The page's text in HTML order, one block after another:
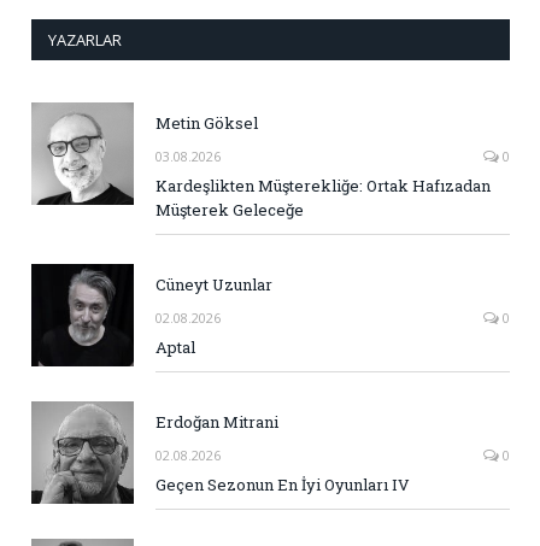
YAZARLAR
Metin Göksel
03.08.2026 0
Kardeşlikten Müşterekliğe: Ortak Hafızadan
Müşterek Geleceğe
Cüneyt Uzunlar
02.08.2026 0
Aptal
Erdoğan Mitrani
02.08.2026 0
Geçen Sezonun En İyi Oyunları IV